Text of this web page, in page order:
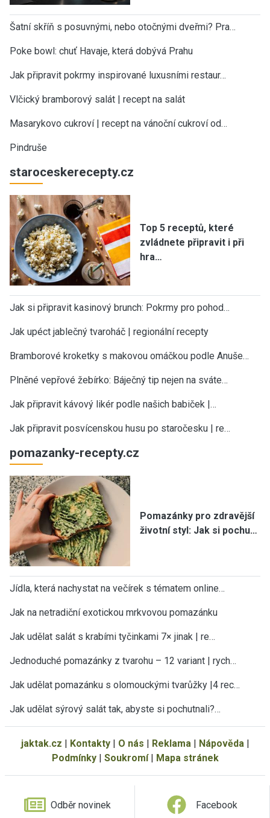
Šatní skříň s posuvnými, nebo otočnými dveřmi? Pra…
Poke bowl: chuť Havaje, která dobývá Prahu
Jak připravit pokrmy inspirované luxusními restaur…
Vlčický bramborový salát | recept na salát
Masarykovo cukroví | recept na vánoční cukroví od…
Pindruše
staroceskerecepty.cz
Top 5 receptů, které
zvládnete připravit i při
hra…
Jak si připravit kasinový brunch: Pokrmy pro pohod…
Jak upéct jablečný tvaroháč | regionální recepty
Bramborové kroketky s makovou omáčkou podle Anuše…
Plněné vepřové žebírko: Báječný tip nejen na sváte…
Jak připravit kávový likér podle našich babiček |…
Jak připravit posvícenskou husu po staročesku | re…
pomazanky-recepty.cz
Pomazánky pro zdravější
životní styl: Jak si pochu…
Jídla, která nachystat na večírek s tématem online…
Jak na netradiční exotickou mrkvovou pomazánku
Jak udělat salát s krabími tyčinkami 7× jinak | re…
Jednoduché pomazánky z tvarohu – 12 variant | rych…
Jak udělat pomazánku s olomouckými tvarůžky |4 rec…
Jak udělat sýrový salát tak, abyste si pochutnali?…
jaktak.cz | Kontakty| O nás | Reklama| Nápověda|
Podmínky| Soukromí| Mapa stránek
Odběr novinek Facebook